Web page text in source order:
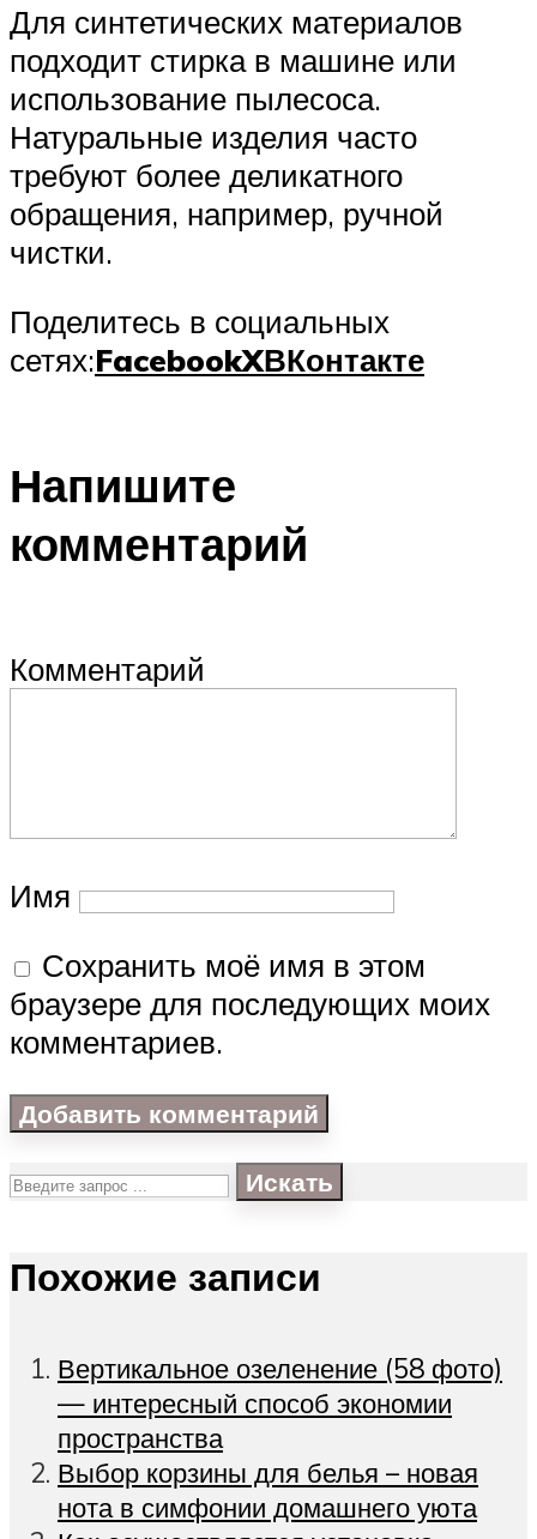
Для синтетических материалов
подходит стирка в машине или
использование пылесоса.
Натуральные изделия часто
требуют более деликатного
обращения, например, ручной
чистки.
Поделитесь в социальных
сетях:FacebookXВКонтакте
Напишите
комментарий
Комментарий
Имя
Сохранить моё имя в этом
браузере для последующих моих
комментариев.
Искать
Похожие записи
Вертикальное озеленение (58 фото)
— интересный способ экономии
пространства
Выбор корзины для белья – новая
нота в симфонии домашнего уюта